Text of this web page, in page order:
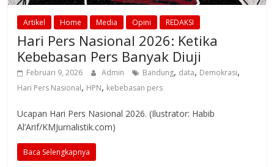
Artikel Home Media Opini REDAKSI
Hari Pers Nasional 2026: Ketika
Kebebasan Pers Banyak Diuji
Februari 9, 2026 Admin Bandung, data, Demokrasi,
Hari Pers Nasional, HPN, kebebasan pers
Ucapan Hari Pers Nasional 2026. (Ilustrator: Habib
Al’Arif/KMJurnalistik.com)
Baca Selengkapnya